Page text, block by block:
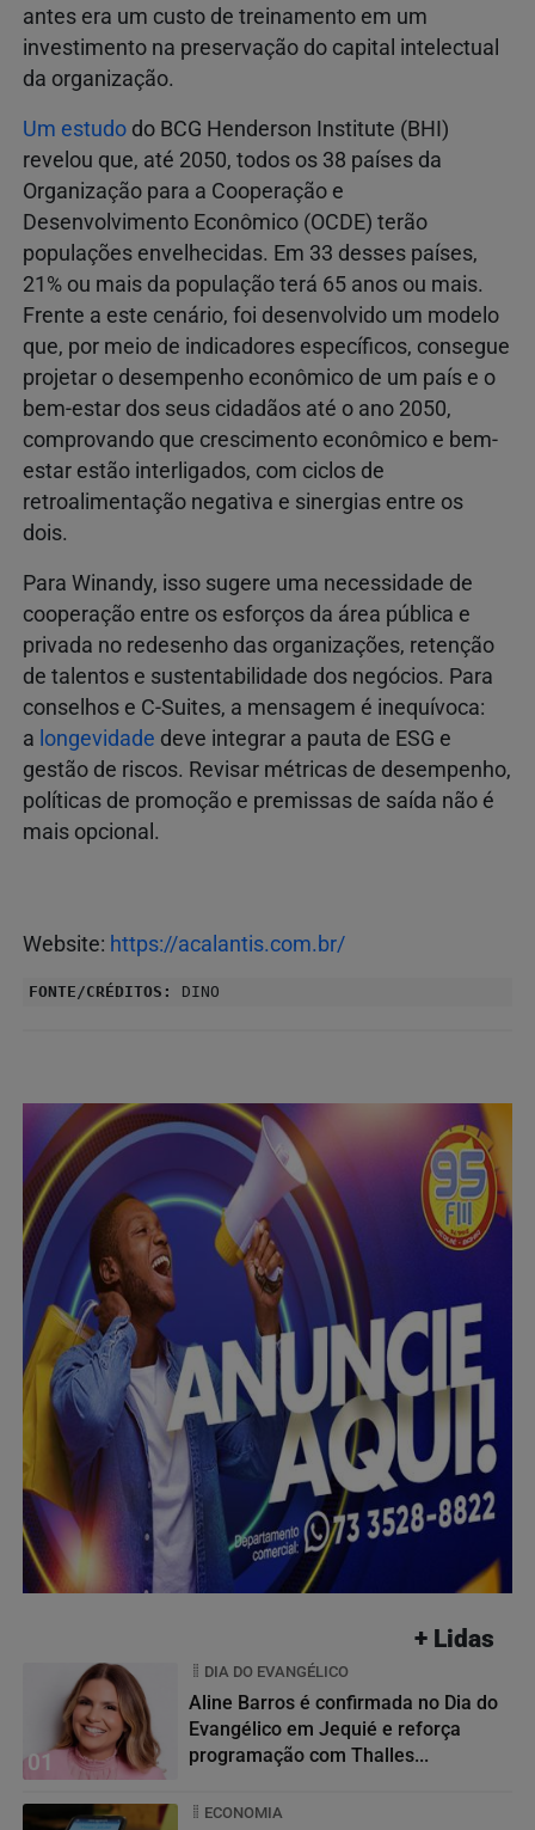
antes era um custo de treinamento em um
investimento na preservação do capital intelectual
da organização.
Um estudo do BCG Henderson Institute (BHI)
revelou que, até 2050, todos os 38 países da
Organização para a Cooperação e
Desenvolvimento Econômico (OCDE) terão
populações envelhecidas. Em 33 desses países,
21% ou mais da população terá 65 anos ou mais.
Frente a este cenário, foi desenvolvido um modelo
que, por meio de indicadores específicos, consegue
projetar o desempenho econômico de um país e o
bem-estar dos seus cidadãos até o ano 2050,
comprovando que crescimento econômico e bem-
estar estão interligados, com ciclos de
retroalimentação negativa e sinergias entre os
dois.
Para Winandy, isso sugere uma necessidade de
cooperação entre os esforços da área pública e
privada no redesenho das organizações, retenção
de talentos e sustentabilidade dos negócios. Para
conselhos e C-Suites, a mensagem é inequívoca:
a longevidade deve integrar a pauta de ESG e
gestão de riscos. Revisar métricas de desempenho,
políticas de promoção e premissas de saída não é
mais opcional.
Website: https://acalantis.com.br/
FONTE/CRÉDITOS: DINO
+ Lidas
01
DIA DO EVANGÉLICO
Aline Barros é confirmada no Dia do
Evangélico em Jequié e reforça
programação com Thalles...
ECONOMIA